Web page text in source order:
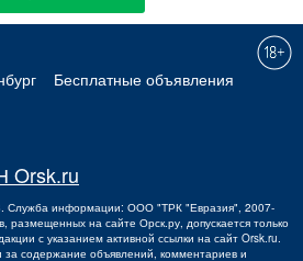
Бесплатные объявления
Служба информации: ООО "ТРК "Евразия", 2007-
размещенных на сайте Орск.ру, допускается только
с указанием активной ссылки на сайт Orsk.ru.
за содержание объявлений, комментариев и